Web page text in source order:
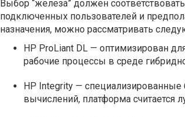
Выбор “железа” должен
подключенных пользователей и
назначения, можно рассматривать
HP ProLiant DL — оптимизирован
рабочие процессы в среде
HP Integrity —
вычислений, платформа считается